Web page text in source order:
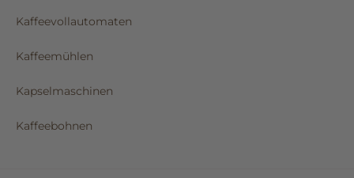
Kaffeevollautomaten
Kaffeemühlen
Kapselmaschinen
Kaffeebohnen